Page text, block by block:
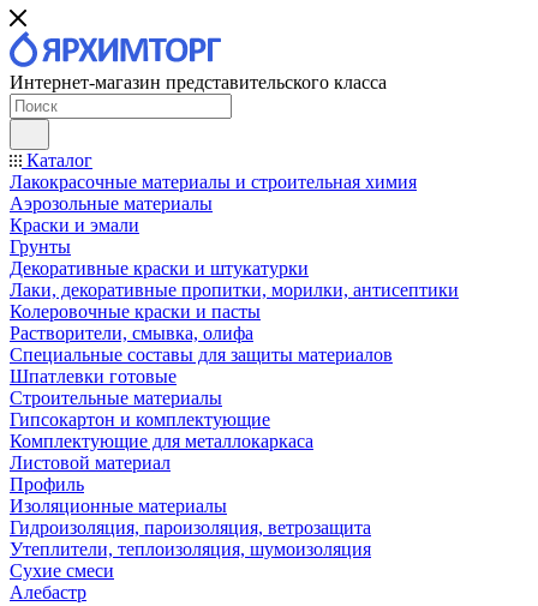
Интернет-магазин представительского класса
Каталог
Лакокрасочные материалы и строительная химия
Аэрозольные материалы
Краски и эмали
Грунты
Декоративные краски и штукатурки
Лаки, декоративные пропитки, морилки, антисептики
Колеровочные краски и пасты
Растворители, смывка, олифа
Специальные составы для защиты материалов
Шпатлевки готовые
Строительные материалы
Гипсокартон и комплектующие
Комплектующие для металлокаркаса
Листовой материал
Профиль
Изоляционные материалы
Гидроизоляция, пароизоляция, ветрозащита
Утеплители, теплоизоляция, шумоизоляция
Сухие смеси
Алебастр